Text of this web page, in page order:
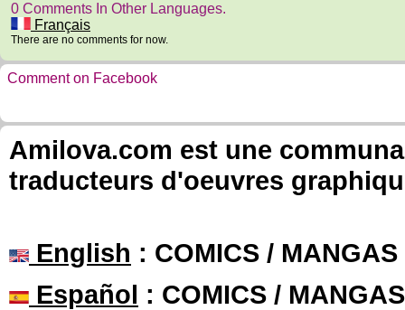
0 Comments In Other Languages.
Français
There are no comments for now.
Comment on Facebook
Amilova.com est une
traducteurs d'oeuvres
English : COMICS /
Español : COMICS /